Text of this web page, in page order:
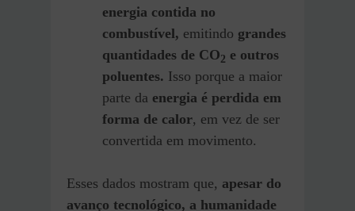
energia contida no
combustível, emitindo grandes
quantidades de CO2 e outros
poluentes. Isso porque a maior
parte da energia é perdida em
forma de calor, em vez de ser
convertida em movimento.
Esses dados mostram que, apesar do
avanço tecnológico, a humanidade